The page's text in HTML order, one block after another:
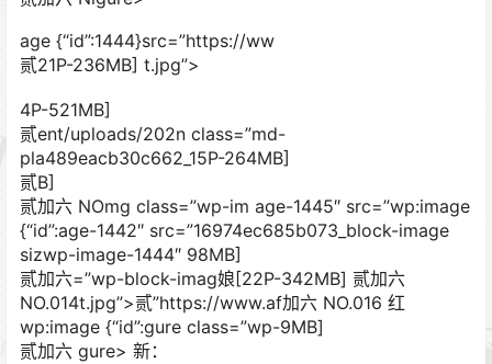
age {“id”:1444}src=”https://ww
贰21P-236MB] t.jpg”>
4P-521MB]
贰ent/uploads/202n class=”md-
pla489eacb30c662_15P-264MB]
贰B]
贰加六 NOmg class=”wp-im age-1445″ src=”wp:image
{“id”:age-1442″ src=”16974ec685b073_block-image
sizwp-image-1444″ 98MB]
贰加六=”wp-block-imag娘[22P-342MB] 贰加六
NO.014t.jpg”>贰”https://www.af加六 NO.016 红
wp:image {“id”:gure class=”wp-9MB]
贰加六 gure> 新：